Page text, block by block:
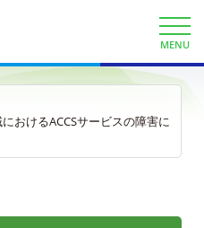
MENU
おけるACCSサービスの障害に
ト